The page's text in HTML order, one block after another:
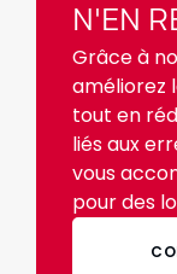
N'EN
Grâce à
améliorez
tout en
liés aux
vous
pour des